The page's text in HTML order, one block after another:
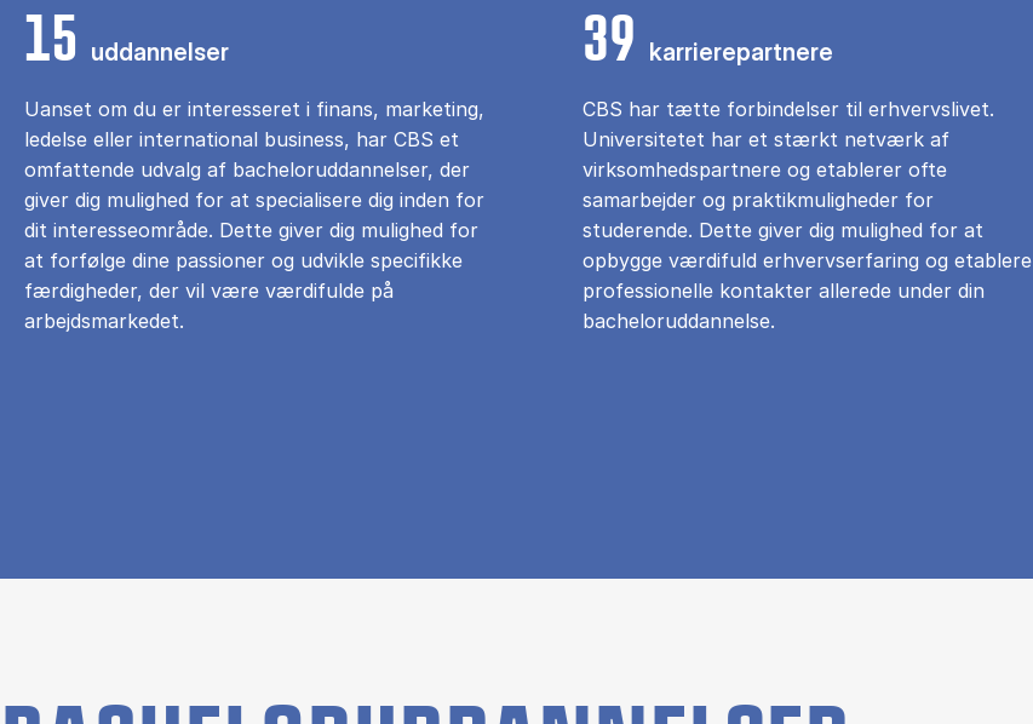
15 uddannelser
Uanset om du er interesseret i finans, marketing,
ledelse eller international business, har CBS et
omfattende udvalg af bacheloruddannelser, der
giver dig mulighed for at specialisere dig inden for
dit interesseområde. Dette giver dig mulighed for
at forfølge dine passioner og udvikle specifikke
færdigheder, der vil være værdifulde på
arbejdsmarkedet.
39 karrierepartnere
CBS har tætte forbindelser til erhvervslivet.
Universitetet har et stærkt netværk af
virksomhedspartnere og etablerer ofte
samarbejder og praktikmuligheder for
studerende. Dette giver dig mulighed for at
opbygge værdifuld erhvervserfaring og etablere
professionelle kontakter allerede under din
bacheloruddannelse.